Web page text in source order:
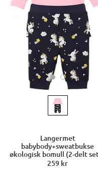
Langermet
babybody+sweatbukse
økologisk bomull (2-delt
259 kr